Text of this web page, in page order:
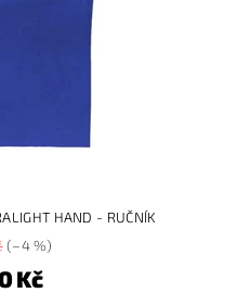
HAND - RUČNÍK
(–4 %)
Kč